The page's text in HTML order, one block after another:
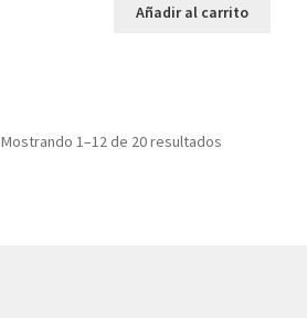
Añadir al carrito
Mostrando 1–12 de 20 resultados